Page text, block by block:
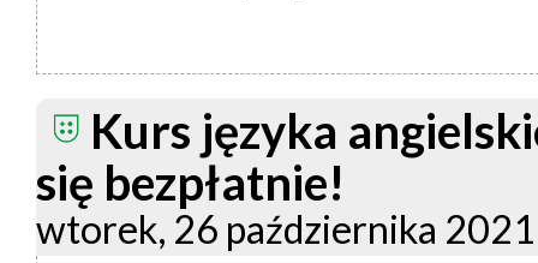
Kurs języka
się bezpłatnie!
wtorek, 26 października